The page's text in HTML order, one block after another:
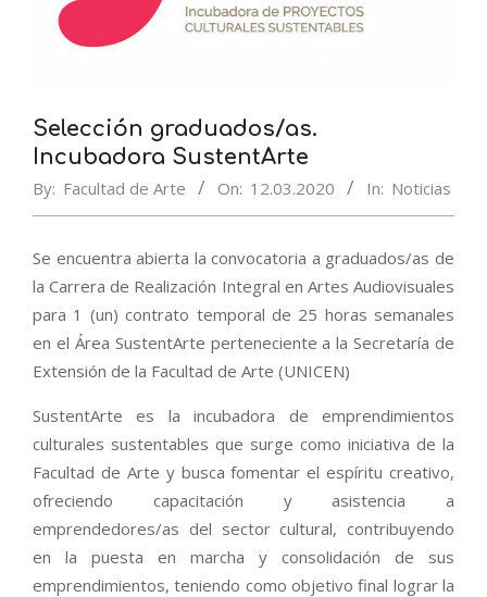
Selección graduados/as.
Incubadora SustentArte
By: Facultad de Arte On: 12.03.2020 In: Noticias
Se encuentra abierta la convocatoria a graduados/as de
la Carrera de Realización Integral en Artes Audiovisuales
para 1 (un) contrato temporal de 25 horas semanales
en el Área SustentArte perteneciente a la Secretaría de
Extensión de la Facultad de Arte (UNICEN)
SustentArte es la incubadora de emprendimientos
culturales sustentables que surge como iniciativa de la
Facultad de Arte y busca fomentar el espíritu creativo,
ofreciendo capacitación y asistencia a
emprendedores/as del sector cultural, contribuyendo
en la puesta en marcha y consolidación de sus
emprendimientos, teniendo como objetivo final lograr la